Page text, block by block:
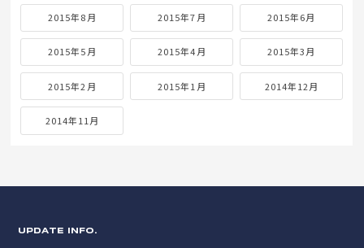
2015年8月 2015年7月 2015年6月
2015年5月 2015年4月 2015年3月
2015年2月 2015年1月 2014年12月
2014年11月
UPDATE INFO.